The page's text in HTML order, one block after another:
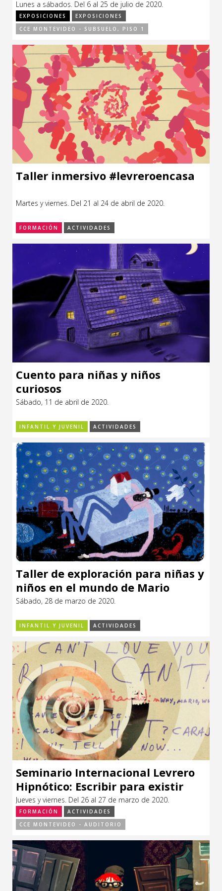
CCE en el interior/libros
Espacio itinerante de lectura infantil
Exposiciones
Formación
Género y Diversidad
Infantil y Juvenil
Letras
Medio Ambiente
Música
Sin categoría
Lunes a sábados. Del 6 al 25 de julio de 2020.
EXPOSICIONES
EXPOSICIONES
CCE MONTEVIDEO - SUBSUELO, PISO 1
Taller inmersivo #levreroencasa
Martes y viernes. Del 21 al 24 de abril de 2020.
FORMACIÓN ACTIVIDADES
Cuento para niñas y niños
curiosos
Sábado, 11 de abril de 2020.
INFANTIL Y JUVENIL ACTIVIDADES
Taller de exploración para niñas y
niños en el mundo de Mario
Levrero: “Cuentos de sueño y
Sábado, 28 de marzo de 2020.
INFANTIL Y JUVENIL ACTIVIDADES
Seminario Internacional Levrero
Hipnótico: Escribir para existir
Jueves y viernes. Del 26 al 27 de marzo de 2020.
FORMACIÓN
ACTIVIDADES
CCE MONTEVIDEO - AUDITORIO